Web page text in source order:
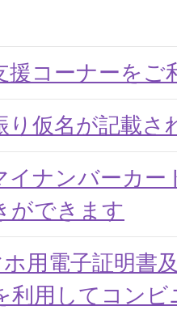
援コーナーをご
り仮名が記載さ
イナンバーカー
ができます
用電子証明書
利用してコン